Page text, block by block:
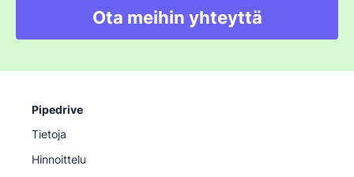
Ota meihin yhteyttä
Pipedrive
Tietoja
Hinnoittelu